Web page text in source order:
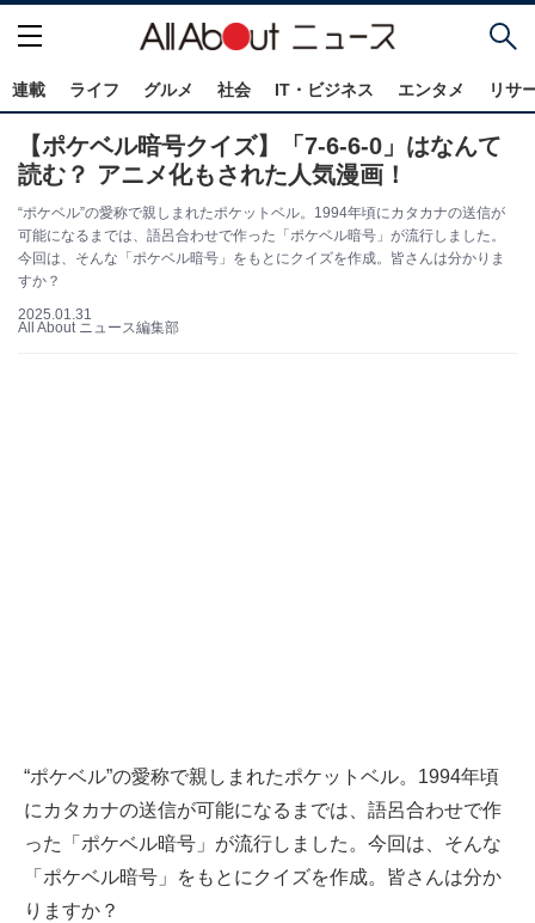
連載 ライフ グルメ 社会 IT・ビジネス エンタメ リサ
【ポケベル暗号クイズ】「7-6-6-0」はなんて
読む？ アニメ化もされた人気漫画！
“ポケベル”の愛称で親しまれたポケットベル。1994年頃にカタカナの送信が
可能になるまでは、語呂合わせで作った「ポケベル暗号」が流行しました。
今回は、そんな「ポケベル暗号」をもとにクイズを作成。皆さんは分かりま
すか？
2025.01.31
All About ニュース編集部
“ポケベル”の愛称で親しまれたポケットベル。1994年頃
にカタカナの送信が可能になるまでは、語呂合わせで作
った「ポケベル暗号」が流行しました。今回は、そんな
「ポケベル暗号」をもとにクイズを作成。皆さんは分か
りますか？